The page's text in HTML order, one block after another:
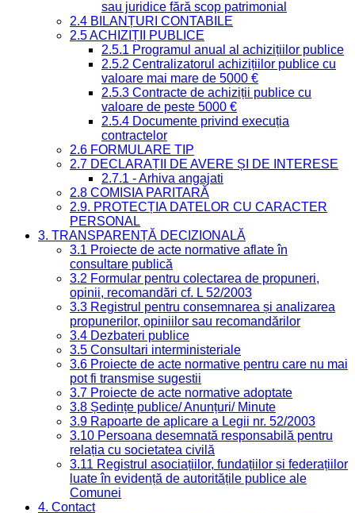
sau juridice fără scop patrimonial
2.4 BILANȚURI CONTABILE
2.5 ACHIZIȚII PUBLICE
2.5.1 Programul anual al achizițiilor publice
2.5.2 Centralizatorul achizițiilor publice cu
valoare mai mare de 5000 €
2.5.3 Contracte de achiziții publice cu
valoare de peste 5000 €
2.5.4 Documente privind execuția
contractelor
2.6 FORMULARE TIP
2.7 DECLARAȚII DE AVERE ȘI DE INTERESE
2.7.1 - Arhiva angajati
2.8 COMISIA PARITARĂ
2.9. PROTECȚIA DATELOR CU CARACTER
PERSONAL
3. TRANSPARENȚĂ DECIZIONALĂ
3.1 Proiecte de acte normative aflate în
consultare publică
3.2 Formular pentru colectarea de propuneri,
opinii, recomandări cf. L 52/2003
3.3 Registrul pentru consemnarea și analizarea
propunerilor, opiniilor sau recomandărilor
3.4 Dezbateri publice
3.5 Consultari interministeriale
3.6 Proiecte de acte normative pentru care nu mai
pot fi transmise sugestii
3.7 Proiecte de acte normative adoptate
3.8 Ședințe publice/ Anunțuri/ Minute
3.9 Rapoarte de aplicare a Legii nr. 52/2003
3.10 Persoana desemnată responsabilă pentru
relația cu societatea civilă
3.11 Registrul asociațiilor, fundațiilor și federațiilor
luate în evidență de autoritățile publice ale
Comunei
4. Contact